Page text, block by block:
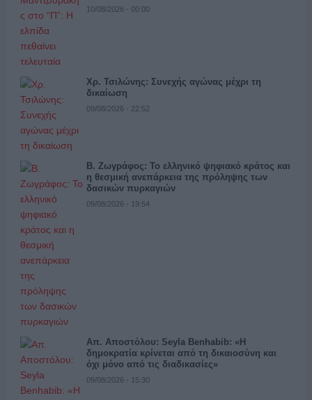
10/08/2026 - 00:00
Χρ. Τσιλώνης: Συνεχής αγώνας μέχρι τη
δικαίωση
09/08/2026 - 22:52
Β. Ζωγράφος: Το ελληνικό ψηφιακό κράτος και
η θεσμική ανεπάρκεια της πρόληψης των
δασικών πυρκαγιών
09/08/2026 - 19:54
Απ. Αποστόλου: Seyla Benhabib: «Η
δημοκρατία κρίνεται από τη δικαιοσύνη και
όχι μόνο από τις διαδικασίες»
09/08/2026 - 15:30